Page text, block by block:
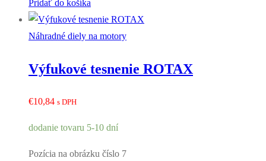
Pridať do košíka
Náhradné diely na motory
Výfukové tesnenie ROTAX
€10,84 s DPH
dodanie tovaru 5-10 dní
Pozícia na obrázku číslo 7